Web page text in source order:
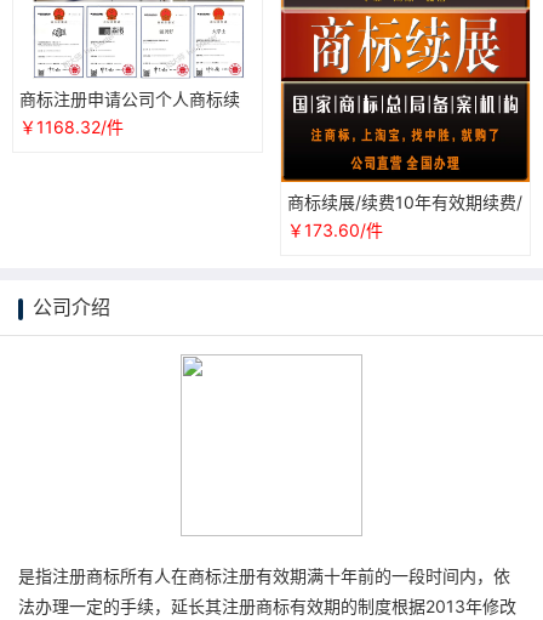
商标注册申请公司个人商标续
展续费变更加急商标代办理包
￥1168.32/件
商标续展/续费10年有效期续费/
宽展续展/注册的商标到期
￥173.60/件
公司介绍
是指注册商标所有人在商标注册有效期满十年前的一段时间内，依
法办理一定的手续，延长其注册商标有效期的制度根据2013年修改